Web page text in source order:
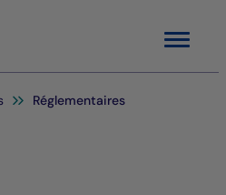
Menu
Réglementaires